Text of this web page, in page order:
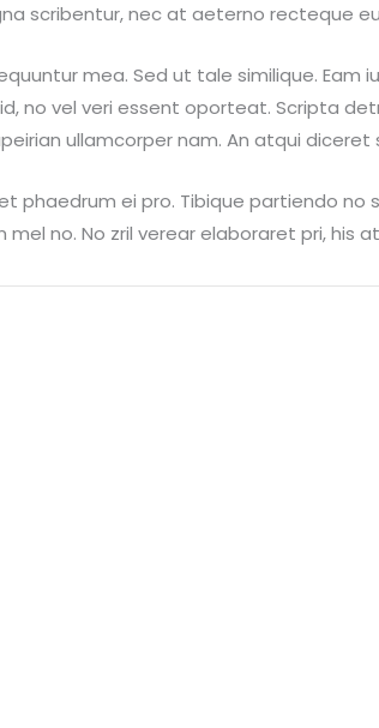
scribentur, nec at aeterno recteque
mea. Sed ut tale similique.
no vel veri essent oporteat. Scripta
ullamcorper nam. An atqui
phaedrum ei pro. Tibique partiendo
no. No zril verear elaboraret pri, his